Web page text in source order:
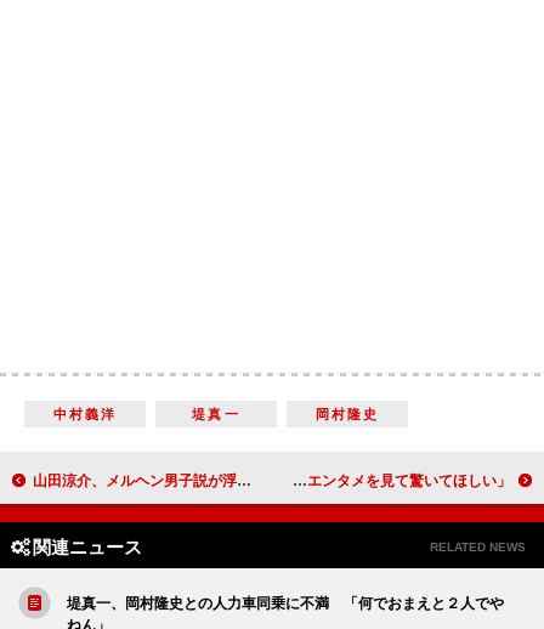
中村義洋 堤真一 岡村隆史
山田涼介、メルヘン男子説が浮上 本人は「記憶にない」 関ジャニ∞、ドバイ万博「日本館ＰＲ大使」に就任 「ジャニーズのエンタメを見て驚いてほしい」
関連ニュース RELATED NEWS
堤真一、岡村隆史との人力車同乗に不満 「何でおまえと２人でや
ねん」